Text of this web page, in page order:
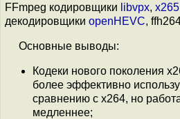
FFmpeg кодировщики libvpx, x265
декодировщики openHEVC,
Основные выводы:
Кодеки нового поколения
более эффективно
сравнению с x264, но
медленнее;